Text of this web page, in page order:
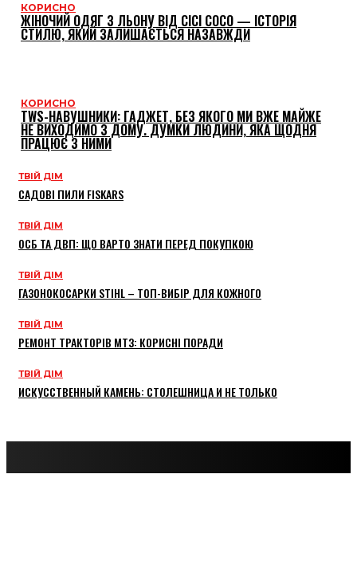
КОРИСНО
ЖІНОЧИЙ ОДЯГ З ЛЬОНУ ВІД CICI COCO — ІСТОРІЯ
СТИЛЮ, ЯКИЙ ЗАЛИШАЄТЬСЯ НАЗАВЖДИ
КОРИСНО
TWS-НАВУШНИКИ: ГАДЖЕТ, БЕЗ ЯКОГО МИ ВЖЕ МАЙЖЕ
НЕ ВИХОДИМО З ДОМУ. ДУМКИ ЛЮДИНИ, ЯКА ЩОДНЯ
ПРАЦЮЄ З НИМИ
ТВІЙ ДІМ
САДОВІ ПИЛИ FISKARS
ТВІЙ ДІМ
ОСБ ТА ДВП: ЩО ВАРТО ЗНАТИ ПЕРЕД ПОКУПКОЮ
ТВІЙ ДІМ
ГАЗОНОКОСАРКИ STIHL – ТОП-ВИБІР ДЛЯ КОЖНОГО
ТВІЙ ДІМ
РЕМОНТ ТРАКТОРІВ МТЗ: КОРИСНІ ПОРАДИ
ТВІЙ ДІМ
ИСКУССТВЕННЫЙ КАМЕНЬ: СТОЛЕШНИЦА И НЕ ТОЛЬКО